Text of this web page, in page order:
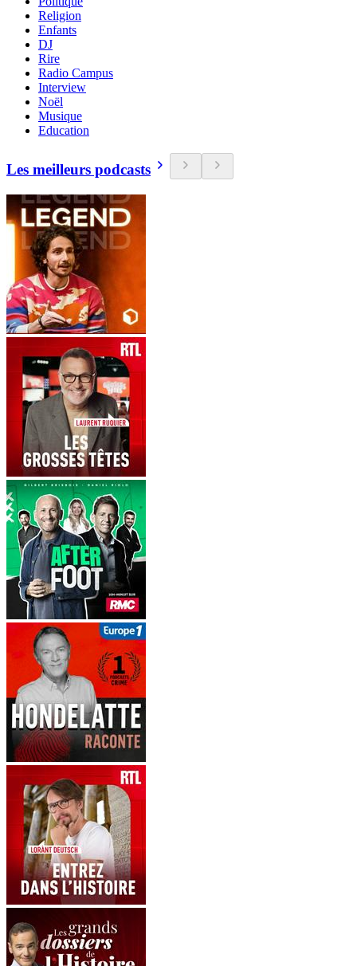
Religion
Enfants
DJ
Rire
Radio Campus
Interview
Noël
Musique
Education
Les meilleurs podcasts